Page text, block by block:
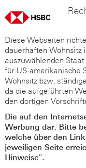
Diese Webseiten
dauerhaften Wohnsitz
auszuwählenden
für US-amerikanische
Wohnsitz bzw.
da die aufgeführten
den dortigen
Die auf den
Werbung dar. Bitte
welche über den
jeweiligen Seite
Hinweise".